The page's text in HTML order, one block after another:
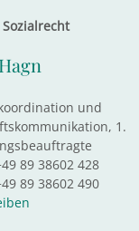
und
1.
89 38602 428
89 38602 490